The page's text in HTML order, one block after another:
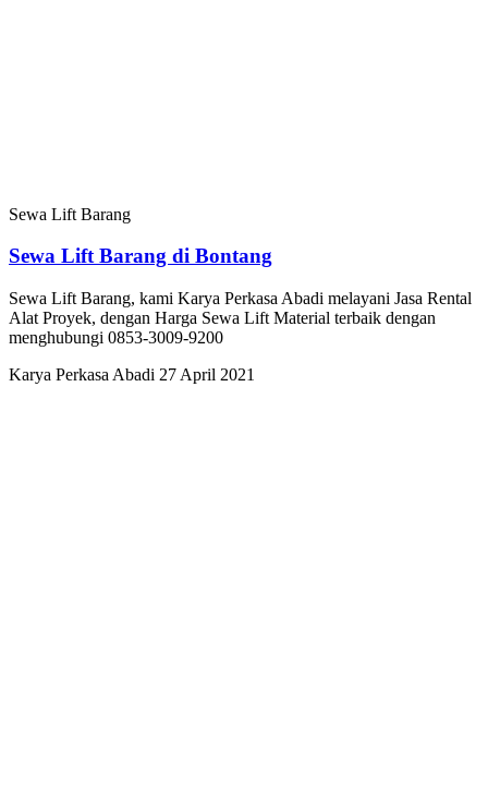
Sewa Lift Barang
Sewa Lift Barang di Bontang
Sewa Lift Barang, kami Karya Perkasa Abadi melayani Jasa Rental
Alat Proyek, dengan Harga Sewa Lift Material terbaik dengan
menghubungi 0853-3009-9200
Karya Perkasa Abadi 27 April 2021